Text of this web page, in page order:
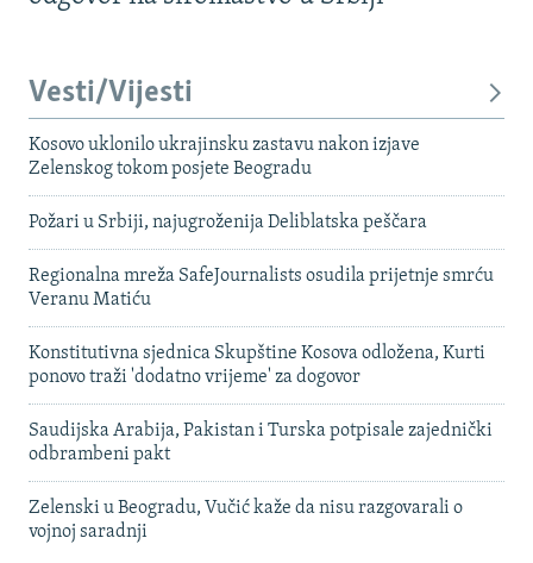
Vesti/Vijesti
Kosovo uklonilo ukrajinsku zastavu nakon izjave
Zelenskog tokom posjete Beogradu
Požari u Srbiji, najugroženija Deliblatska peščara
Regionalna mreža SafeJournalists osudila prijetnje smrću
Veranu Matiću
Konstitutivna sjednica Skupštine Kosova odložena, Kurti
ponovo traži 'dodatno vrijeme' za dogovor
Saudijska Arabija, Pakistan i Turska potpisale zajednički
odbrambeni pakt
Zelenski u Beogradu, Vučić kaže da nisu razgovarali o
vojnoj saradnji